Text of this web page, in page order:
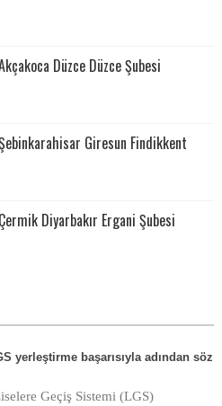
Düzce Düzce Şubesi
Giresun Findikkent
Diyarbakır Ergani Şubesi
yerleştirme başarısıyla adından söz
Geçiş Sistemi (LGS)